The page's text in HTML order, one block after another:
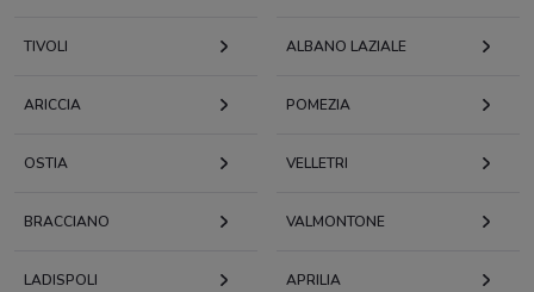
TIVOLI ALBANO LAZIALE
ARICCIA POMEZIA
OSTIA VELLETRI
BRACCIANO VALMONTONE
LADISPOLI APRILIA